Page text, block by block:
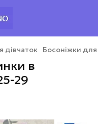
дівчаток Босоніжки
в
29